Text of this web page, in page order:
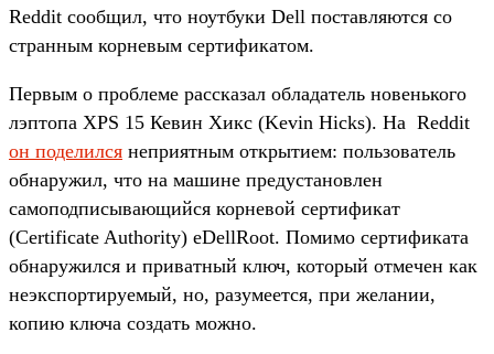
Reddit сообщил, что ноутбуки Dell поставляются со
странным корневым сертификатом.
Первым о проблеме рассказал обладатель новенького
лэптопа XPS 15 Кевин Хикс (Kevin Hicks). На Reddit
он поделился неприятным открытием: пользователь
обнаружил, что на машине предустановлен
самоподписывающийся корневой сертификат
(Certificate Authority) eDellRoot. Помимо сертификата
обнаружился и приватный ключ, который отмечен как
неэкспортируемый, но, разумеется, при желании,
копию ключа создать можно.